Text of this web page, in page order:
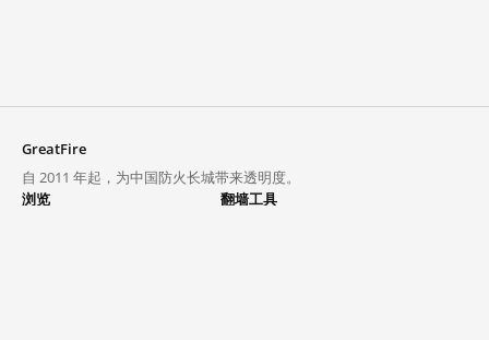
GreatFire
自 2011 年起，为中国防火长城带来透明度。
浏览
翻墙工具